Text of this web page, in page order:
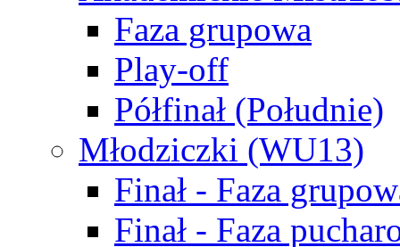
Faza grupowa
Play-off
Półfinał (Południe)
Młodziczki (WU13)
Finał - Faza
Finał - Faza